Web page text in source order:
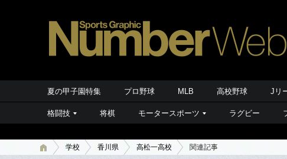
夏の甲子園特集 プロ野球 MLB 高校野球 Jリ
格闘技 将棋 モータースポーツ ラグビー
学校 香川県 高松一高校 関連記事